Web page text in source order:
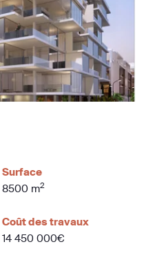
Surface
8500 m2
Coût des travaux
14 450 000€